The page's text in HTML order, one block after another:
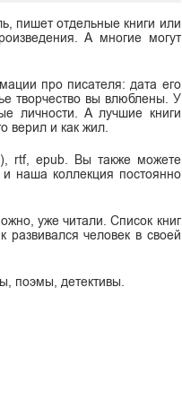
пишет отдельные книги или
А многие могут
про писателя: дата его
творчество вы влюблены. У
личности. А лучшие книги
верил и как жил.
rtf, epub. Вы также можете
наша коллекция постоянно
уже читали. Список книг
развивался человек в своей
поэмы, детективы.